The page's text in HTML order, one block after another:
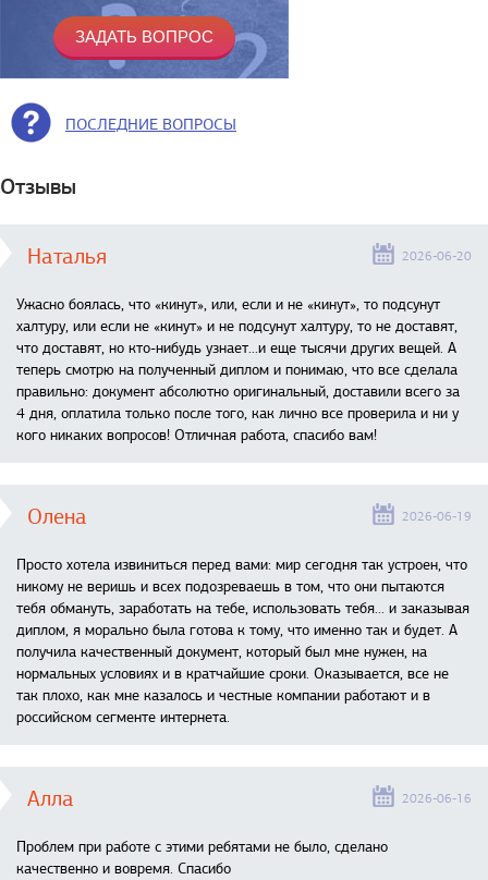
ПОСЛЕДНИЕ ВОПРОСЫ
Отзывы
Наталья 2026-06-20
Ужасно боялась, что «кинут», или, если и не «кинут», то подсунут
халтуру, или если не «кинут» и не подсунут халтуру, то не доставят,
что доставят, но кто-нибудь узнает...и еще тысячи других вещей. А
теперь смотрю на полученный диплом и понимаю, что все сделала
правильно: документ абсолютно оригинальный, доставили всего за
4 дня, оплатила только после того, как лично все проверила и ни у
кого никаких вопросов! Отличная работа, спасибо вам!
Олена 2026-06-19
Просто хотела извиниться перед вами: мир сегодня так устроен, что
никому не веришь и всех подозреваешь в том, что они пытаются
тебя обмануть, заработать на тебе, использовать тебя... и заказывая
диплом, я морально была готова к тому, что именно так и будет. А
получила качественный документ, который был мне нужен, на
нормальных условиях и в кратчайшие сроки. Оказывается, все не
так плохо, как мне казалось и честные компании работают и в
российском сегменте интернета.
Алла 2026-06-16
Проблем при работе с этими ребятами не было, сделано
качественно и вовремя. Спасибо